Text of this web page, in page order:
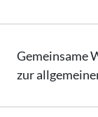
Gemeinsame
zur